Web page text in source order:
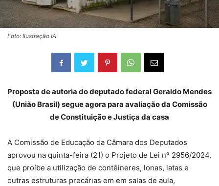
Foto: Ilustração IA
Proposta de autoria do deputado federal Geraldo Mendes
(União Brasil) segue agora para avaliação da Comissão
de Constituição e Justiça da casa
A Comissão de Educação da Câmara dos Deputados
aprovou na quinta-feira (21) o Projeto de Lei nº 2956/2024,
que proíbe a utilização de contêineres, lonas, latas e
outras estruturas precárias em em salas de aula,